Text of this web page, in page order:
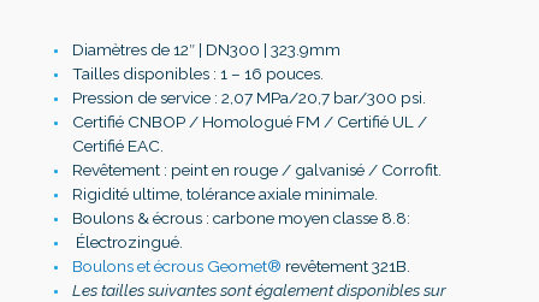
Diamètres de 12″ | DN300 | 323.9mm
Tailles disponibles : 1 – 16 pouces.
Pression de service : 2,07 MPa/20,7 bar/300 psi.
Certifié CNBOP / Homologué FM / Certifié UL /
Certifié EAC.
Revêtement : peint en rouge / galvanisé / Corrofit.
Rigidité ultime, tolérance axiale minimale.
Boulons & écrous : carbone moyen classe 8.8:
Électrozingué.
Boulons et écrous Geomet® revêtement 321B.
Les tailles suivantes sont également disponibles sur